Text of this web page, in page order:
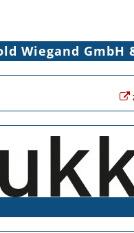
Wiegand GmbH